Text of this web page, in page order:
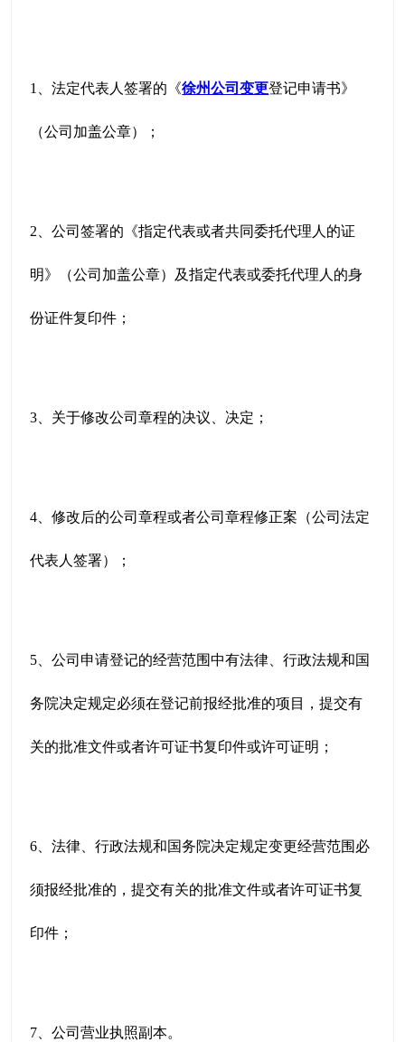
1、法定代表人签署的《徐州公司变更登记申请书》
（公司加盖公章）；
2、公司签署的《指定代表或者共同委托代理人的证
明》（公司加盖公章）及指定代表或委托代理人的身
份证件复印件；
3、关于修改公司章程的决议、决定；
4、修改后的公司章程或者公司章程修正案（公司法定
代表人签署）；
5、公司申请登记的经营范围中有法律、行政法规和国
务院决定规定必须在登记前报经批准的项目，提交有
关的批准文件或者许可证书复印件或许可证明；
6、法律、行政法规和国务院决定规定变更经营范围必
须报经批准的，提交有关的批准文件或者许可证书复
印件；
7、公司营业执照副本。